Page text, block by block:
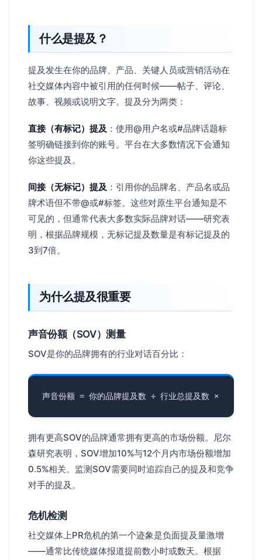
什么是提及？
提及发生在你的品牌、产品、关键人员或营销活动在
社交媒体内容中被引用的任何时候——帖子、评论、
故事、视频或说明文字。提及分为两类：
直接（有标记）提及 ：使用@用户名或#品牌话题标
签明确链接到你的账号。平台在大多数情况下会通知
你这些提及。
间接（无标记）提及 ：引用你的品牌名、产品名或品
牌术语但不带@或#标签。这些对原生平台通知是不
可见的，但通常代表大多数实际品牌对话——研究表
明，根据品牌规模，无标记提及数量是有标记提及的
3到7倍。
为什么提及很重要
声音份额（SOV）测量
SOV是你的品牌拥有的行业对话百分比：
拥有更高SOV的品牌通常拥有更高的市场份额。尼尔
森研究表明，SOV增加10%与12个月内市场份额增加
0.5%相关。监测SOV需要同时追踪自己的提及和竞争
对手的提及。
危机检测
社交媒体上PR危机的第一个迹象是负面提及量激增
——通常比传统媒体报道提前数小时或数天。根据